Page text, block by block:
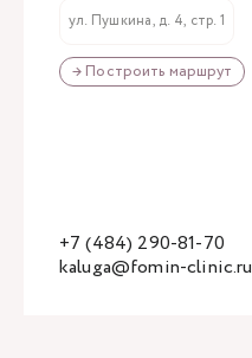
ул. Пушкина, д. 4, стр. 1
→ Построить маршрут
kaluga@fomin-clinic.ru
+7 (484) 290-81-70